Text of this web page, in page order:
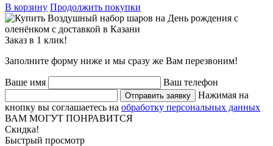
В корзину Продолжить покупки
Заказ в 1 клик!
Заполните форму ниже и мы сразу же Вам перезвоним!
Ваше имя Ваш телефон
Отправить заявку
Нажимая на
кнопку вы соглашаетесь на обработку персональных данных
ВАМ МОГУТ ПОНРАВИТСЯ
Скидка!
Быстрый просмотр